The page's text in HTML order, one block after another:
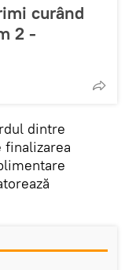
curând
2 -
dintre